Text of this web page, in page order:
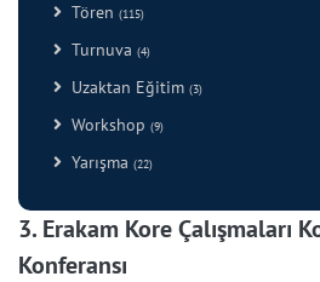
Tören (115)
Turnuva (4)
Uzaktan Eğitim (3)
Workshop (9)
Yarışma (22)
3. Erakam Kore Çalışmaları
Konferansı